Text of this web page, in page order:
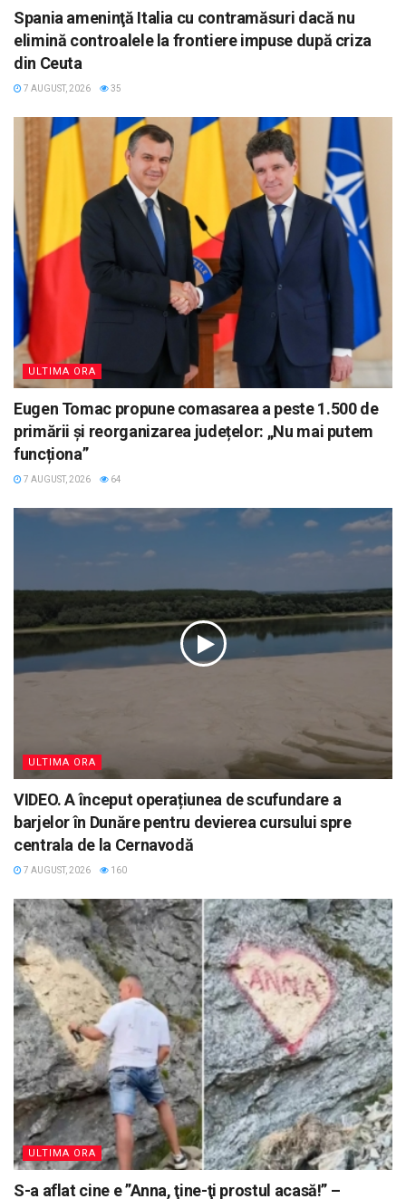
Spania ameninţă Italia cu contramăsuri dacă nu
elimină controalele la frontiere impuse după criza
din Ceuta
7 AUGUST, 2026 35
ULTIMA ORA
Eugen Tomac propune comasarea a peste 1.500 de
primării și reorganizarea județelor: „Nu mai putem
funcționa”
7 AUGUST, 2026 64
ULTIMA ORA
VIDEO. A început operațiunea de scufundare a
barjelor în Dunăre pentru devierea cursului spre
centrala de la Cernavodă
7 AUGUST, 2026 160
ULTIMA ORA
S-a aflat cine e ”Anna, ţine-ţi prostul acasă!” –